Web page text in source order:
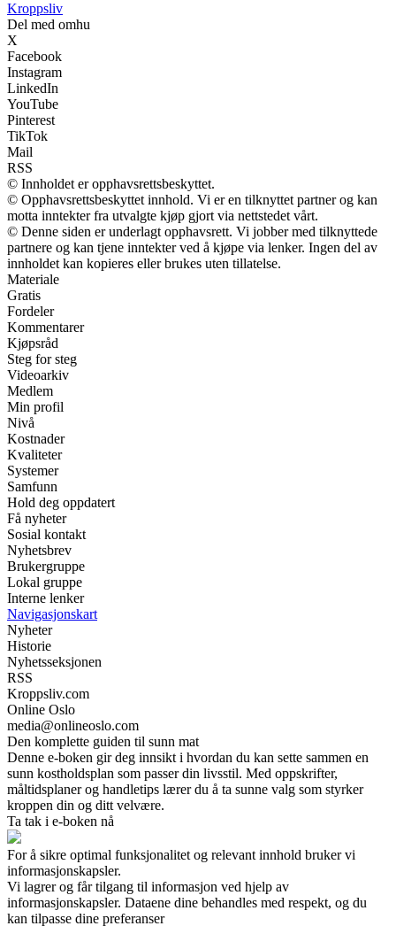
Kroppsliv
Del med omhu
X
Facebook
Instagram
LinkedIn
YouTube
Pinterest
TikTok
Mail
RSS
© Innholdet er opphavsrettsbeskyttet.
© Opphavsrettsbeskyttet innhold. Vi er en tilknyttet partner og kan
motta inntekter fra utvalgte kjøp gjort via nettstedet vårt.
© Denne siden er underlagt opphavsrett. Vi jobber med tilknyttede
partnere og kan tjene inntekter ved å kjøpe via lenker. Ingen del av
innholdet kan kopieres eller brukes uten tillatelse.
Materiale
Gratis
Fordeler
Kommentarer
Kjøpsråd
Steg for steg
Videoarkiv
Medlem
Min profil
Nivå
Kostnader
Kvaliteter
Systemer
Samfunn
Hold deg oppdatert
Få nyheter
Sosial kontakt
Nyhetsbrev
Brukergruppe
Lokal gruppe
Interne lenker
Navigasjonskart
Nyheter
Historie
Nyhetsseksjonen
RSS
Kroppsliv.com
Online Oslo
media@onlineoslo.com
Den komplette guiden til sunn mat
Denne e-boken gir deg innsikt i hvordan du kan sette sammen en
sunn kostholdsplan som passer din livsstil. Med oppskrifter,
måltidsplaner og handletips lærer du å ta sunne valg som styrker
kroppen din og ditt velvære.
Ta tak i e-boken nå
For å sikre optimal funksjonalitet og relevant innhold bruker vi
informasjonskapsler.
Vi lagrer og får tilgang til informasjon ved hjelp av
informasjonskapsler. Dataene dine behandles med respekt, og du
kan tilpasse dine preferanser